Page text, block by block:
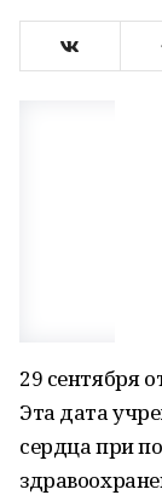
29 сентября
Эта дата
сердца при